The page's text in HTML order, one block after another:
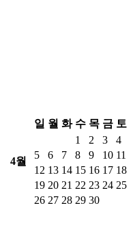
4월
일 월 화 수 목 금 토
1
2 3
4
5
6 7 8 9 10 11
12 13 14 15 16 17 18
19 20 21 22 23 24 25
26 27 28 29 30